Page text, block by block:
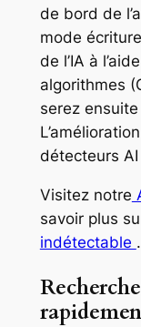
de bord de
mode
de l’IA à
algorithmes
serez
détecteurs AI
Visitez notre
savoir plus
indétectable .